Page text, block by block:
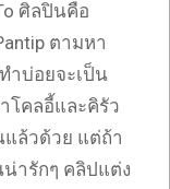
ศิลปินคือ
ตามหา
ำบ่อยจะเป็น
โคลอี้และคิรัว
ล้วด้วย แต่ถ้า
น่ารักๆ คลิปแต่ง